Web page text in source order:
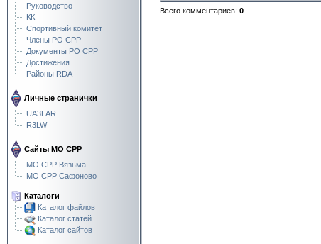
Руководство
КК
Спортивный комитет
Члены РО СРР
Документы РО СРР
Достижения
Районы RDA
Личные странички
UA3LAR
R3LW
Сайты МО СРР
МО СРР Вязьма
МО СРР Сафоново
Каталоги
Каталог файлов
Каталог статей
Каталог сайтов
Всего комментариев: 0